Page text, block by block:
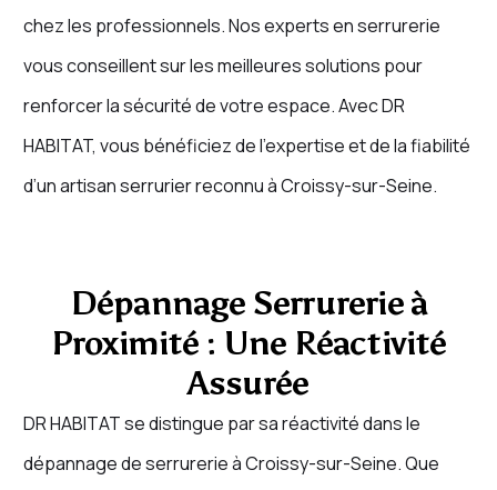
chez les professionnels. Nos experts en serrurerie
vous conseillent sur les meilleures solutions pour
renforcer la sécurité de votre espace. Avec DR
HABITAT, vous bénéficiez de l’expertise et de la fiabilité
d’un artisan serrurier reconnu à Croissy-sur-Seine.
Dépannage Serrurerie à
Proximité : Une Réactivité
Assurée
DR HABITAT se distingue par sa réactivité dans le
dépannage de serrurerie à Croissy-sur-Seine. Que